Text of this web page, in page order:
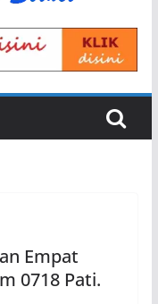
Empat
0718 Pati.